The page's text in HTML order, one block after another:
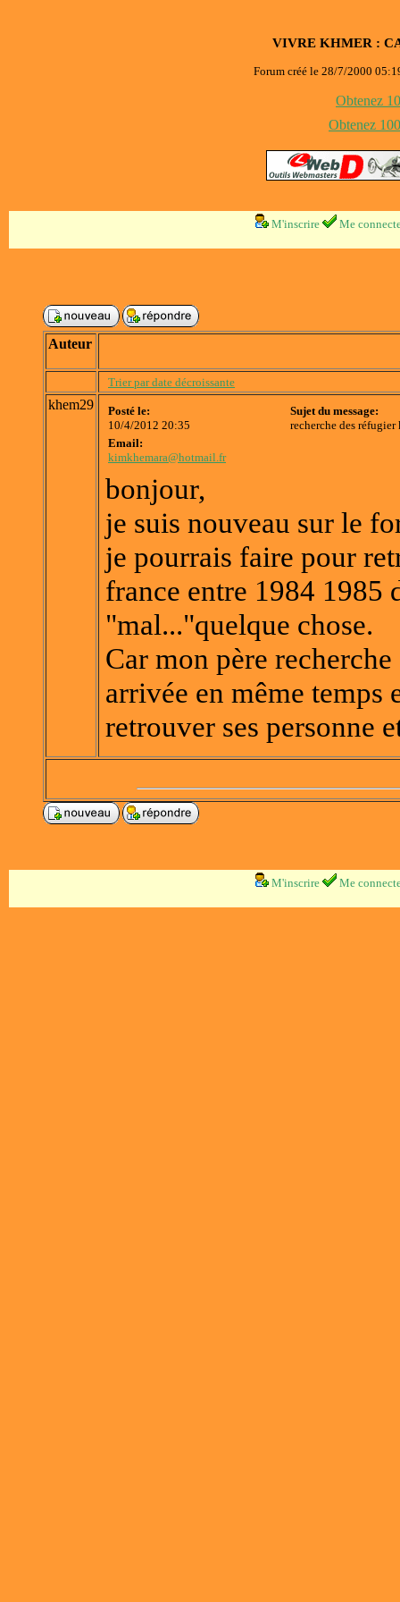
VIVRE KHMER :
Forum créé le 28/7/2000
Obtenez
Obtenez
M'inscrire Me
Auteur
Trier par date décroissante
khem29
Posté le:
10/4/2012 20:35
Sujet du message:
recherche des réfugier
Email:
kimkhemara@hotmail.fr
bonjour,
je suis nouveau sur le
je pourrais faire pour
france entre 1984 1985
"mal..."quelque chose.
Car mon père
arrivée en même
retrouver ses personne
M'inscrire Me